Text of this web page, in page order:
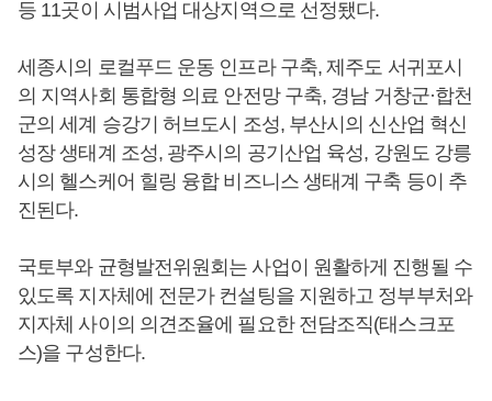
등 11곳이 시범사업 대상지역으로 선정됐다.
세종시의 로컬푸드 운동 인프라 구축, 제주도 서귀포시
의 지역사회 통합형 의료 안전망 구축, 경남 거창군·합천
군의 세계 승강기 허브도시 조성, 부산시의 신산업 혁신
성장 생태계 조성, 광주시의 공기산업 육성, 강원도 강릉
시의 헬스케어 힐링 융합 비즈니스 생태계 구축 등이 추
진된다.
국토부와 균형발전위원회는 사업이 원활하게 진행될 수
있도록 지자체에 전문가 컨설팅을 지원하고 정부부처와
지자체 사이의 의견조율에 필요한 전담조직(태스크포
스)을 구성한다.